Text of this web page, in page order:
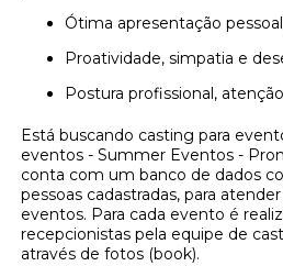
Ótima apresentação
Proatividade, simpatia e
Postura profissional,
Está buscando casting para
eventos - Summer Eventos -
conta com um banco de dados
pessoas cadastradas, para
eventos. Para cada evento é
recepcionistas pela equipe de
através de fotos (book).